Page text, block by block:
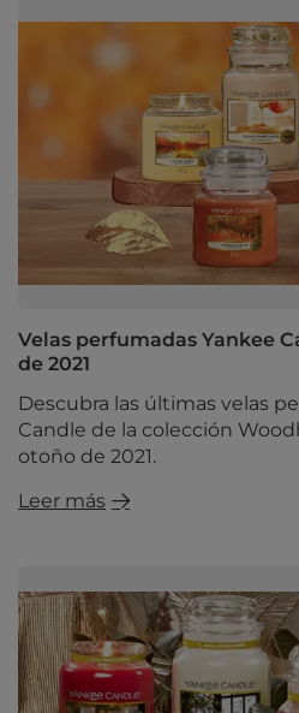
Velas perfumadas Yankee
de 2021
Descubra las últimas velas
Candle de la colección
otoño de 2021.
Leer más